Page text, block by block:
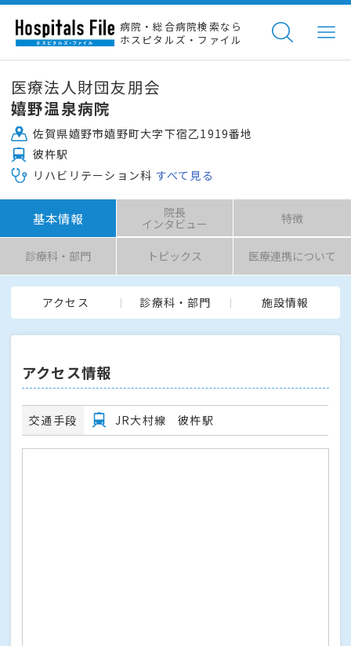
病院・総合病院検索なら
ホスピタルズ・ファイル
医療法人財団友朋会
嬉野温泉病院
佐賀県嬉野市嬉野町大字下宿乙1919番地
彼杵駅
リハビリテーション科 すべて見る
基本情報 院長
インタビュー 特徴
診療科・部門 トピックス 医療連携について
アクセス 診療科・部門 施設情報
アクセス情報
交通手段 JR大村線 彼杵駅